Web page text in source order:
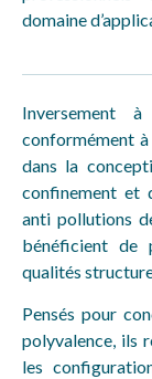
domaine
Inversement
conformément
dans la
confinement et
anti pollutions
bénéficient de
qualités
Pensés pour
polyvalence, ils
les